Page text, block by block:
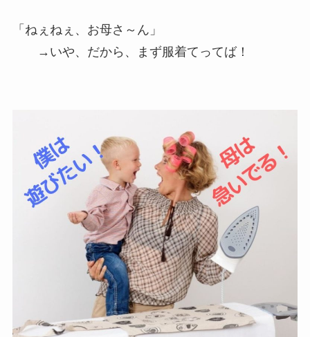
「ねぇねぇ、お母さ～ん」
→いや、だから、まず服着てってば！